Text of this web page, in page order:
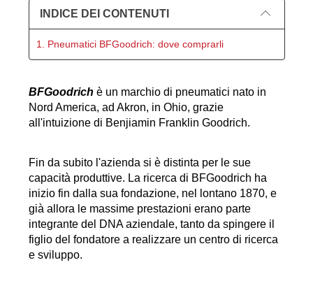
INDICE DEI CONTENUTI
1. Pneumatici BFGoodrich: dove comprarli
BFGoodrich è un marchio di pneumatici nato in
Nord America, ad Akron, in Ohio, grazie
all'intuizione di Benjiamin Franklin Goodrich.
Fin da subito l'azienda si è distinta per le sue
capacità produttive. La ricerca di BFGoodrich ha
inizio fin dalla sua fondazione, nel lontano 1870, e
già allora le massime prestazioni erano parte
integrante del DNA aziendale, tanto da spingere il
figlio del fondatore a realizzare un centro di ricerca
e sviluppo.